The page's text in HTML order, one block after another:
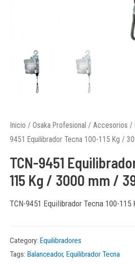
Inicio / Osaka Profesional / Accesorios /
9451 Equilibrador Tecna 100-115 Kg /
TCN-9451
115 Kg / 3000 mm /
TCN-9451 Equilibrador Tecna 100-
Category: Equilibradores
Tags: Balanceador, Equilibrador Tecna